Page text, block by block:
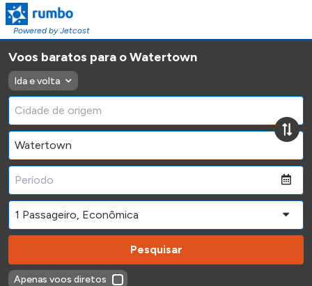
Powered by Jetcost
Voos baratos para o Watertown
Ida e volta
Pesquisar
Apenas voos diretos